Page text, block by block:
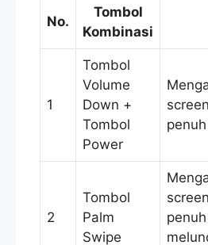
No.
Tombol
Kombinasi
1
Tombol
Volume
Down +
Tombol
Power
penuh
2
Tombol
Palm
Swipe